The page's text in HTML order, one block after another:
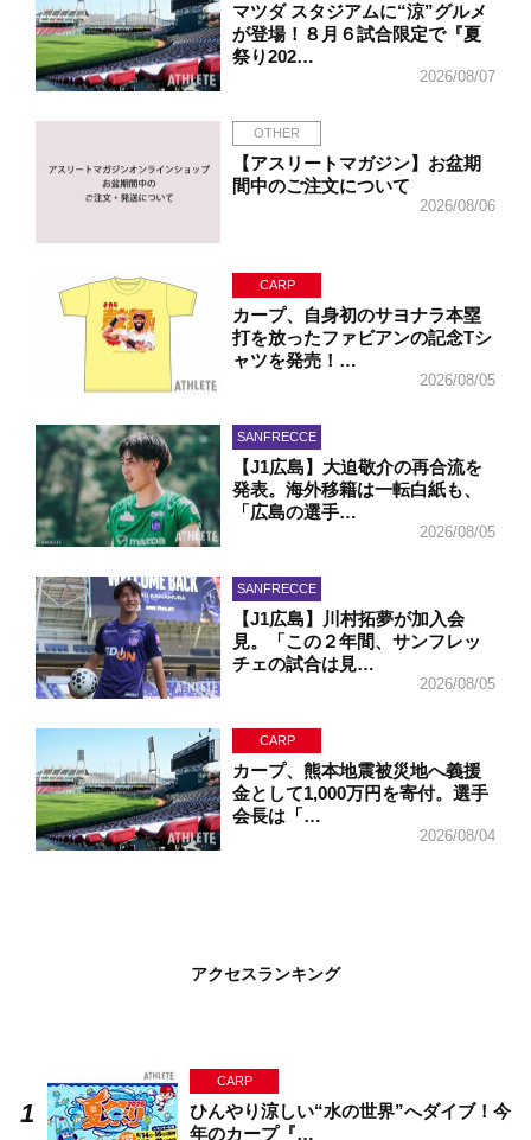
マツダ スタジアムに“涼”グルメ
が登場！８月６試合限定で『夏
祭り202…
2026/08/07
OTHER
【アスリートマガジン】お盆期
間中のご注文について
2026/08/06
CARP
カープ、自身初のサヨナラ本塁
打を放ったファビアンの記念Tシ
ャツを発売！…
2026/08/05
SANFRECCE
【J1広島】大迫敬介の再合流を
発表。海外移籍は一転白紙も、
「広島の選手…
2026/08/05
SANFRECCE
【J1広島】川村拓夢が加入会
見。「この２年間、サンフレッ
チェの試合は見…
2026/08/05
CARP
カープ、熊本地震被災地へ義援
金として1,000万円を寄付。選手
会長は「…
2026/08/04
アクセスランキング
CARP
ひんやり涼しい“水の世界”へダイブ！今
年のカープ『…